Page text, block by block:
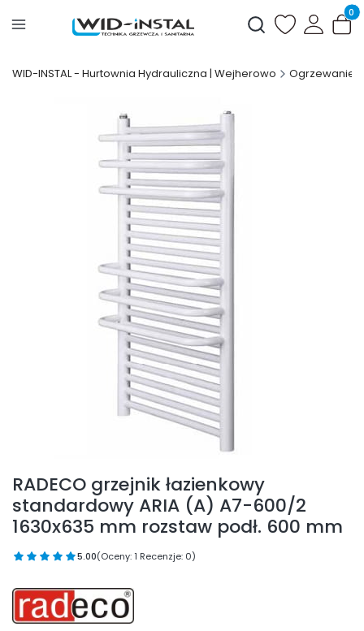
Otwórz
WID-INSTAL - Hurtownia Hydrauliczna | Wejherowo Ogrzewanie
RADECO grzejnik łazienkowy
standardowy ARIA (A) A7-600/2
1630x635 mm rozstaw podł. 600 mm
5.00(Oceny: 1 Recenzje: 0)